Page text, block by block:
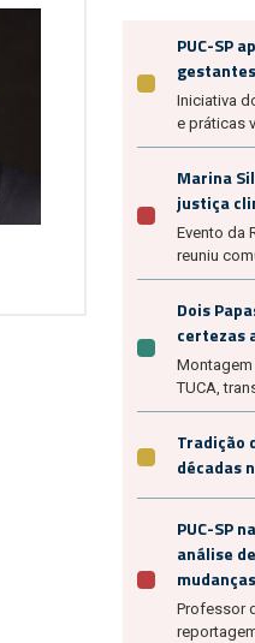
PUC-SP
Iniciativa
e práticas
Marina
justiça
Evento da
reuniu
Dois
certezas
Montagem
TUCA,
Tradição
décadas
PUC-SP
análise
Professor